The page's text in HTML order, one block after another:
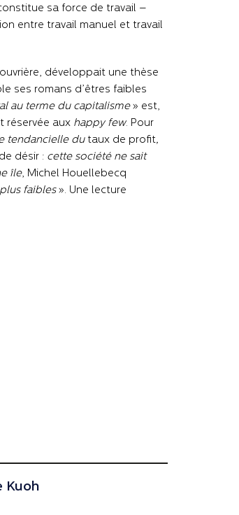
sa force de travail –
entre travail manuel et travail
développait une thèse
ses romans d’êtres faibles
au terme du capitalisme» est,
réservée aux happy few. Pour
tendancielle du taux de profit,
désir : cette société ne sait
île, Michel Houellebecq
faibles». Une lecture
Kuoh